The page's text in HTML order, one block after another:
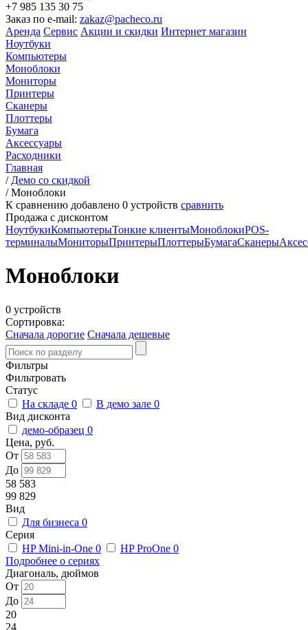
+7 985 135 30 75
Заказ по e-mail: zakaz@pacheco.ru
Аренда Сервис Акции и скидки Интернет магазин
Ноутбуки
Компьютеры
Моноблоки
Мониторы
Принтеры
Сканеры
Плоттеры
Бумага
Аксессуары
Расходники
Главная
/ Демо со скидкой
/Моноблоки
К сравнению добавлено 0 устройств сравнить
Продажа с дисконтом
НоутбукиКомпьютерыТонкие клиентыМоноблокиPOS-
терминалыМониторыПринтерыПлоттерыБумагаСканеры
Моноблоки
0 устройств
Сортировка:
Сначала дорогие Сначала дешевые
Фильтры
Фильтровать
Статус
На складе 0 В демо зале 0
Вид дисконта
демо-образец 0
Цена, руб.
От
До
58 583
99 829
Вид
Для бизнеса 0
Серия
HP Mini-in-One 0 HP ProOne 0
Подробнее о сериях
Диагональ, дюймов
От
До
20
24